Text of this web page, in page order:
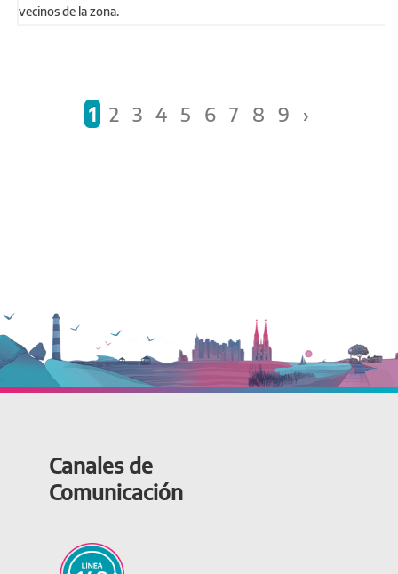
vecinos de la zona.
1 2 3 4 5 6 7 8 9 ›
Canales de
Comunicación